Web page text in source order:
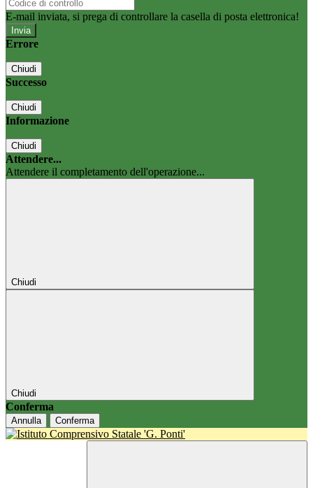
E-mail inviata, si prega di controllare la casella di posta elettronica!
Errore
Chiudi
Successo
Chiudi
Informazione
Chiudi
Attendere...
Attendere il completamento dell'operazione...
Chiudi
Chiudi
Conferma
Annulla Conferma